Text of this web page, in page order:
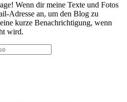
Wenn dir meine Texte und Fotos
Adresse an, um den Blog zu
kurze Benachrichtigung, wenn
wird.